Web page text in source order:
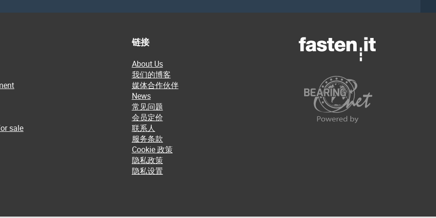
sale
链接
About Us
我们的博客
媒体合作伙伴
News
常见问题
会员定价
联系人
服务条款
Cookie 政策
隐私政策
隐私设置